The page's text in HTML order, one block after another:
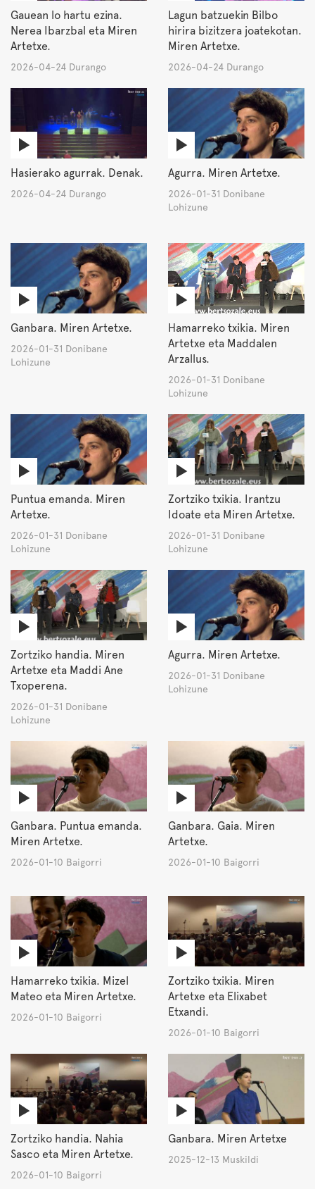
Gauean lo hartu ezina.
Nerea Ibarzbal eta Miren
Artetxe.
2026-04-24 Durango
Lagun batzuekin Bilbo
hirira bizitzera joatekotan.
Miren Artetxe.
2026-04-24 Durango
Hasierako agurrak. Denak.
2026-04-24 Durango
Agurra. Miren Artetxe.
2026-01-31 Donibane
Lohizune
Ganbara. Miren Artetxe.
2026-01-31 Donibane
Lohizune
Hamarreko txikia. Miren
Artetxe eta Maddalen
Arzallus.
2026-01-31 Donibane
Lohizune
Puntua emanda. Miren
Artetxe.
2026-01-31 Donibane
Lohizune
Zortziko txikia. Irantzu
Idoate eta Miren Artetxe.
2026-01-31 Donibane
Lohizune
Zortziko handia. Miren
Artetxe eta Maddi Ane
Txoperena.
2026-01-31 Donibane
Lohizune
Agurra. Miren Artetxe.
2026-01-31 Donibane
Lohizune
Ganbara. Puntua emanda.
Miren Artetxe.
2026-01-10 Baigorri
Ganbara. Gaia. Miren
Artetxe.
2026-01-10 Baigorri
Hamarreko txikia. Mizel
Mateo eta Miren Artetxe.
2026-01-10 Baigorri
Zortziko txikia. Miren
Artetxe eta Elixabet
Etxandi.
2026-01-10 Baigorri
Zortziko handia. Nahia
Sasco eta Miren Artetxe.
2026-01-10 Baigorri
Ganbara. Miren Artetxe
2025-12-13 Muskildi